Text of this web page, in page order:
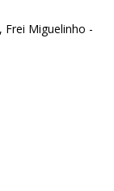
Frei Miguelinho -